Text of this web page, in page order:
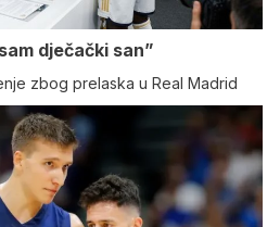
dječački san”
zbog prelaska u Real Madrid